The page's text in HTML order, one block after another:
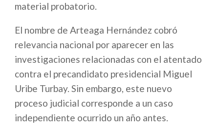
material probatorio.
El nombre de Arteaga Hernández cobró
relevancia nacional por aparecer en las
investigaciones relacionadas con el atentado
contra el precandidato presidencial Miguel
Uribe Turbay. Sin embargo, este nuevo
proceso judicial corresponde a un caso
independiente ocurrido un año antes.